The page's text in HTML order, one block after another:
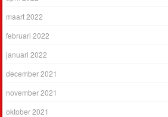
maart 2022
februari 2022
januari 2022
december 2021
november 2021
oktober 2021